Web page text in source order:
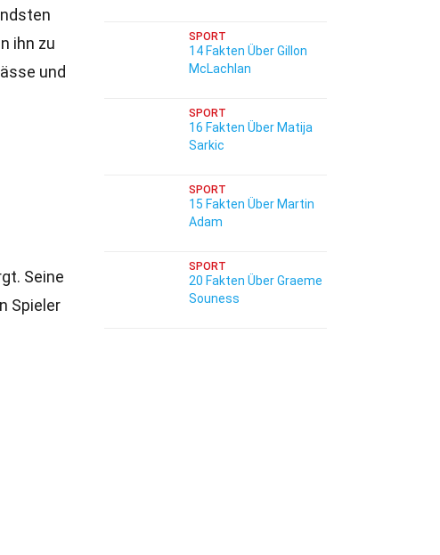
ihn zu
und
Seine
Spieler
SPORT
14 Fakten Über Gillon
McLachlan
SPORT
16 Fakten Über Matija
Sarkic
SPORT
15 Fakten Über Martin
Adam
SPORT
20 Fakten Über Graeme
Souness